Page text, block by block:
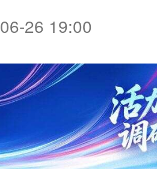
26 19:00